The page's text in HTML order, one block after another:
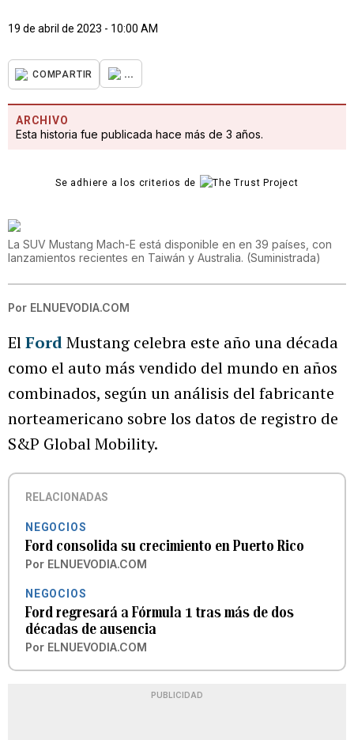
19 de abril de 2023 - 10:00 AM
COMPARTIR ...
ARCHIVO
Esta historia fue publicada hace más de 3 años.
Se adhiere a los criterios de
La SUV Mustang Mach-E está disponible en en 39 países, con
lanzamientos recientes en Taiwán y Australia. (Suministrada)
Por ELNUEVODIA.COM
ElFordMustang celebra este año una década
como el auto más vendido del mundo en años
combinados, según un análisis del fabricante
norteamericano sobre los datos de registro de
S&P Global Mobility.
RELACIONADAS
NEGOCIOS
Ford consolida su crecimiento en Puerto Rico
Por ELNUEVODIA.COM
NEGOCIOS
Ford regresará a Fórmula 1 tras más de dos
décadas de ausencia
Por ELNUEVODIA.COM
PUBLICIDAD